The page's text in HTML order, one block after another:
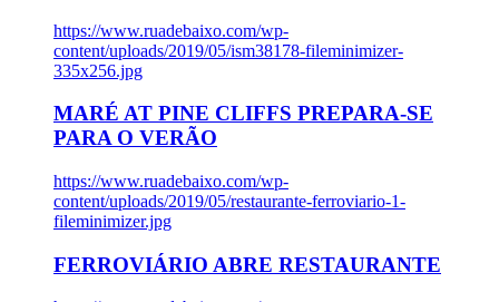
https://www.ruadebaixo.com/wp-
content/uploads/2019/05/ism38178-fileminimizer-
335x256.jpg
MARÉ AT PINE CLIFFS PREPARA-SE
PARA O VERÃO
https://www.ruadebaixo.com/wp-
content/uploads/2019/05/restaurante-ferroviario-1-
fileminimizer.jpg
FERROVIÁRIO ABRE RESTAURANTE